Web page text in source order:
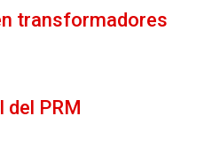
transformadores
del PRM